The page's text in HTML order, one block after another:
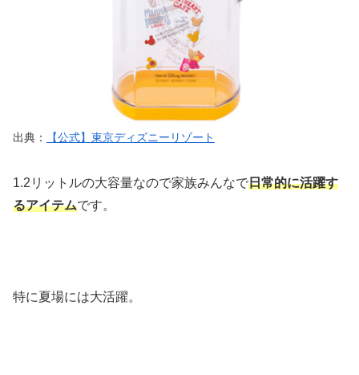
出典： 【公式】東京ディズニーリゾート
1.2リットルの大容量なので家族みんなで日常的に活躍す
るアイテムです。
特に夏場には大活躍。